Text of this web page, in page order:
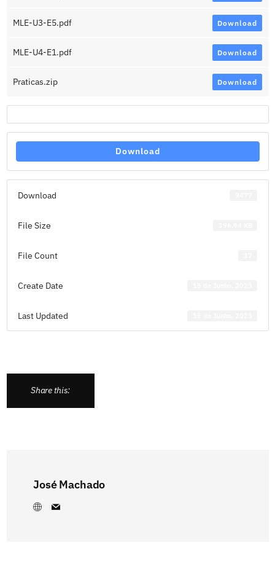
MLE-U3-E5.pdf Download
MLE-U4-E1.pdf Download
Praticas.zip Download
Download
Download
File Size
File Count
Create Date
Last Updated
Share this:
José Machado